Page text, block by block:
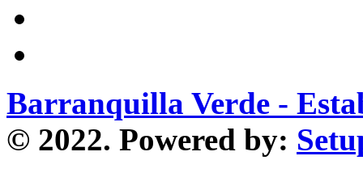
Barranquilla Verde -
© 2022. Powered by: